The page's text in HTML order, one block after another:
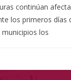
continúan
los primeros días
los